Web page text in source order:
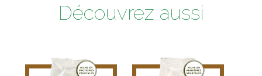
Découvrez aussi